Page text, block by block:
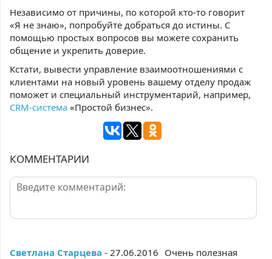
Независимо от причины, по которой кто-то говорит
«Я не знаю», попробуйте добраться до истины. С
помощью простых вопросов вы можете сохранить
общение и укрепить доверие.
Кстати, вывести управление взаимоотношениями с
клиентами на новый уровень вашему отделу продаж
поможет и специальный инструментарий, например,
CRM-система «Простой бизнес».
КОММЕНТАРИИ
Светлана Старцева - 27.06.2016 Очень полезная